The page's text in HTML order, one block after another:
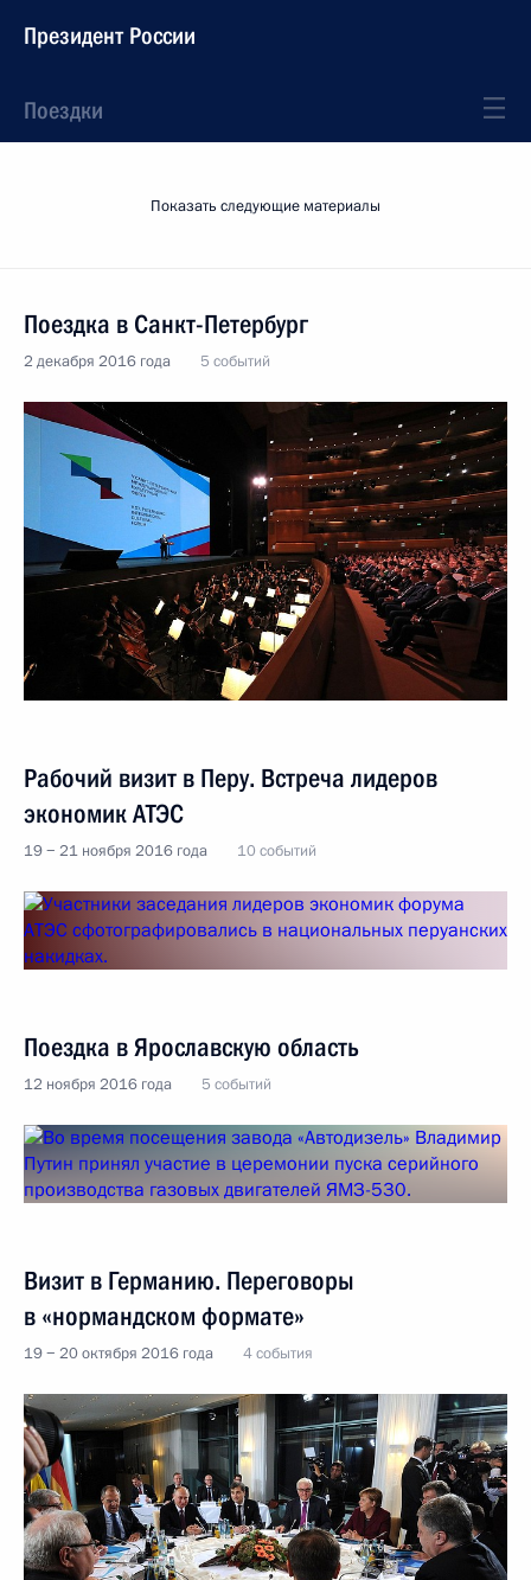
Президент России
Поездки
Показать следующие материалы
Поездка в Санкт-Петербург
2 декабря 2016 года 5 событий
Рабочий визит в Перу. Встреча лидеров
экономик АТЭС
19 − 21 ноября 2016 года 10 событий
Поездка в Ярославскую область
12 ноября 2016 года 5 событий
Визит в Германию. Переговоры
в «нормандском формате»
19 − 20 октября 2016 года 4 события